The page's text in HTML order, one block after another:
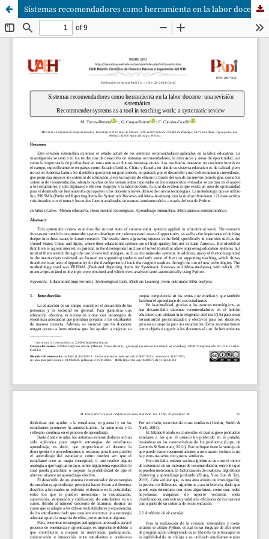
Sistemas recomendadores como herramienta en la labor docente: una revisión sistemática